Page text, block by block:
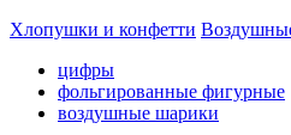
Хлопушки и конфетти
цифры
фольгированные фигурные
воздушные шарики